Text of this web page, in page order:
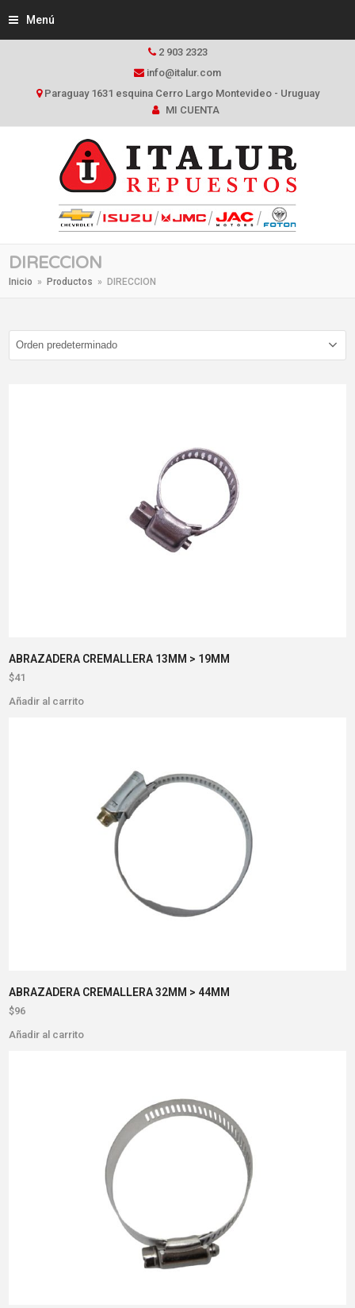
Menú
2 903 2323
info@italur.com
Paraguay 1631 esquina Cerro Largo Montevideo - Uruguay
MI CUENTA
DIRECCION
Inicio » Productos » DIRECCION
ABRAZADERA CREMALLERA 13MM > 19MM
$41
Añadir al carrito
ABRAZADERA CREMALLERA 32MM > 44MM
$96
Añadir al carrito